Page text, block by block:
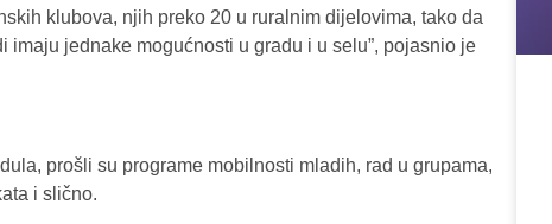
klubova, njih preko 20 u ruralnim dijelovima, tako da
jednake mogućnosti u gradu i u selu”, pojasnio je
prošli su programe mobilnosti mladih, rad u grupama,
i slično.